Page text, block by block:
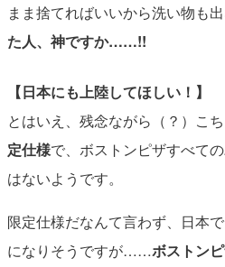
まま捨てればいいから洗い物も
た人、神ですか……!!
【日本にも上陸してほしい！】
とはいえ、残念ながら（？）こ
定仕様で、ボストンピザすべて
はないようです。
限定仕様だなんて言わず、日本
になりそうですが……ボストン